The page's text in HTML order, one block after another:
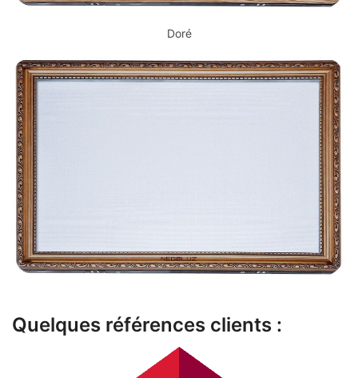
Doré
Quelques références clients :